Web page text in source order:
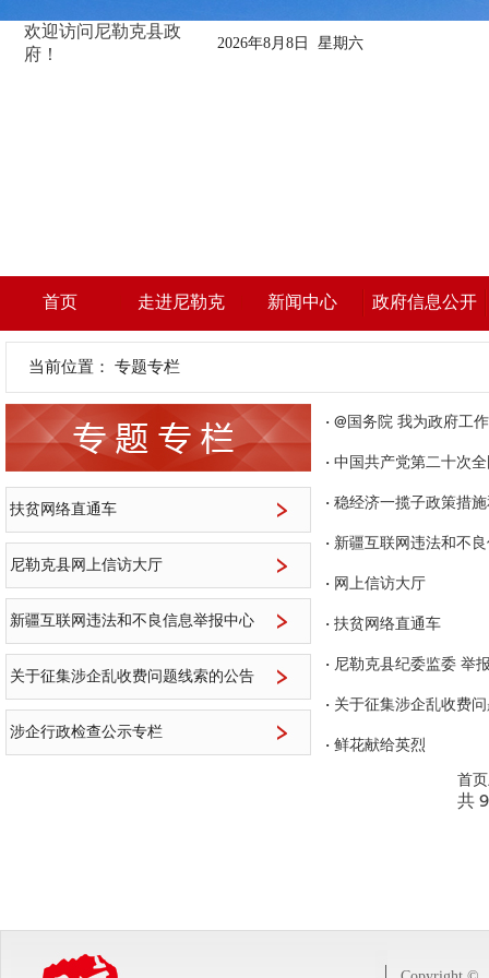
欢迎访问尼勒克县政
府！
2026年8月8日 星期六
首页 走进尼勒克 新闻中心 政府信息公开
当前位置： 专题专栏
扶贫网络直通车
尼勒克县网上信访大厅
新疆互联网违法和不良信息举报中心
关于征集涉企乱收费问题线索的公告
涉企行政检查公示专栏
· @国务院 我为政府工
· 中国共产党第二十次
· 稳经济一揽子政策措
· 新疆互联网违法和不
· 网上信访大厅
· 扶贫网络直通车
· 尼勒克县纪委监委 举
· 关于征集涉企乱收费
· 鲜花献给英烈
首页
共